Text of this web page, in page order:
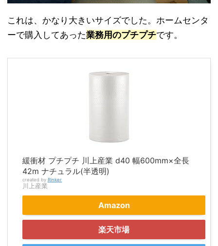
これは、かなり大きいサイズでした。ホームセンタ
ーで購入してあった業務用のプチプチです。
緩衝材 プチプチ 川上産業 d40 幅600mm×全長
42m ナチュラル(半透明)
created by Rinker
川上産業
Amazon
楽天市場